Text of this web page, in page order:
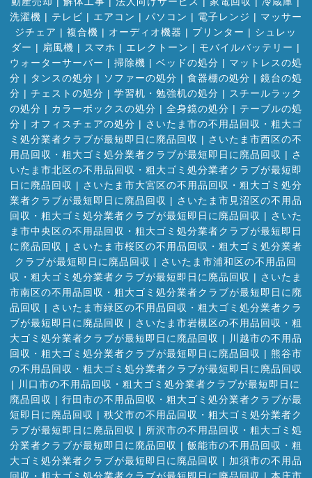
洗濯機 | テレビ | エアコン | パソコン | 電子レンジ | マッサー
ジチェア | 複合機 | オーディオ機器 | プリンター | シュレッ
ダー | 扇風機 | スマホ | エレクトーン | モバイルバッテリー |
ウォーターサーバー | 掃除機 | ベッドの処分 | マットレスの処
分 | タンスの処分 | ソファーの処分 | 食器棚の処分 | 鏡台の処
分 | チェストの処分 | 学習机・勉強机の処分 | スチールラック
の処分 | カラーボックスの処分 | 全身鏡の処分 | テーブルの処
分 | オフィスチェアの処分 | さいたま市の不用品回収・粗大ゴ
ミ処分業者クラブが最短即日に廃品回収 | さいたま市西区の不
用品回収・粗大ゴミ処分業者クラブが最短即日に廃品回収 | さ
いたま市北区の不用品回収・粗大ゴミ処分業者クラブが最短即
日に廃品回収 | さいたま市大宮区の不用品回収・粗大ゴミ処分
業者クラブが最短即日に廃品回収 | さいたま市見沼区の不用品
回収・粗大ゴミ処分業者クラブが最短即日に廃品回収 | さいた
ま市中央区の不用品回収・粗大ゴミ処分業者クラブが最短即日
に廃品回収 | さいたま市桜区の不用品回収・粗大ゴミ処分業者
クラブが最短即日に廃品回収 | さいたま市浦和区の不用品回
収・粗大ゴミ処分業者クラブが最短即日に廃品回収 | さいたま
市南区の不用品回収・粗大ゴミ処分業者クラブが最短即日に廃
品回収 | さいたま市緑区の不用品回収・粗大ゴミ処分業者クラ
ブが最短即日に廃品回収 | さいたま市岩槻区の不用品回収・粗
大ゴミ処分業者クラブが最短即日に廃品回収 |
川越市の不用品
回収・粗大ゴミ処分業者クラブが最短即日に廃品回収 | 熊谷市
の不用品回収・粗大ゴミ処分業者クラブが最短即日に廃品回収
|
川口市の不用品回収・粗大ゴミ処分業者クラブが最短即日に
廃品回収 | 行田市の不用品回収・粗大ゴミ処分業者クラブが最
短即日に廃品回収 | 秩父市の不用品回収・粗大ゴミ処分業者ク
ラブが最短即日に廃品回収 | 所沢市の不用品回収・粗大ゴミ処
分業者クラブが最短即日に廃品回収 | 飯能市の不用品回収・粗
大ゴミ処分業者クラブが最短即日に廃品回収 | 加須市の不用品
回収・粗大ゴミ処分業者クラブが最短即日に廃品回収 | 本庄市